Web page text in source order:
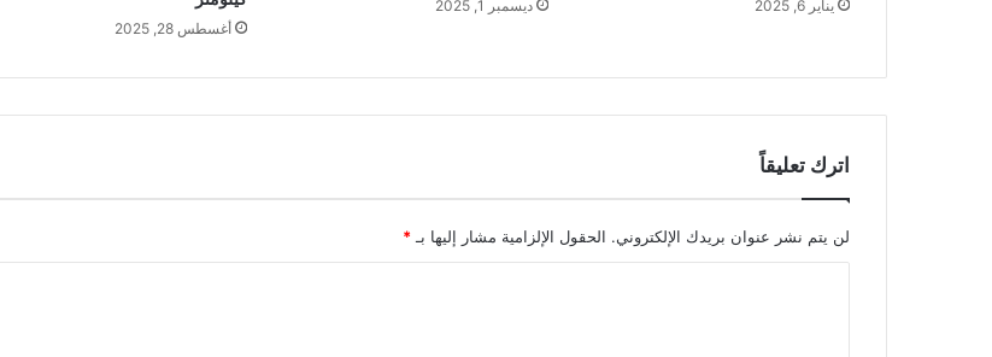
يناير 6, 2025 ديسمبر 1, 2025
أغسطس 28, 2025
اترك تعليقاً
لن يتم نشر عنوان بريدك الإلكتروني. الحقول الإلزامية مشار إليها بـ *